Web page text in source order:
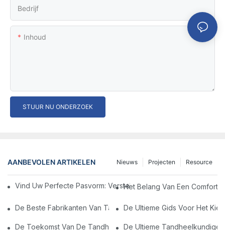
Bedrijf
Inhoud
STUUR NU ONDERZOEK
AANBEVOLEN ARTIKELEN Resource
Projecten
Nieuws
Vind Uw Perfecte Pasvorm: Verstelbare Medische Krukken Nu
Het Belang Van Een
De Beste Fabrikanten Van Tandheelkundige Stoel In China:
De Ultieme Gids Voor Het
De Toekomst Van De Tandheelkunde: Gepersonaliseerde
De Ultieme Tandheelkundige